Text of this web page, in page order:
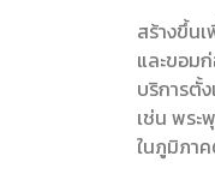
สร้างขึ้น
และขอม
บริการตั้
เช่น พระ
ในภูมิภา